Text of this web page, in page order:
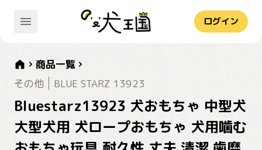
ログイン
商品一覧
その他
BLUE STARZ 13923
Bluestarz13923 犬おもちゃ 中型犬
大型犬用 犬ロープおもちゃ 犬用噛む